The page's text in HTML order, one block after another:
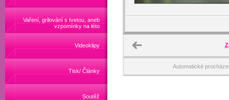
Vaření, grilování s Ivetou, aneb
vzpomínky na léto
Videoklipy
Tisk/ Články
Soutěž
Automatické